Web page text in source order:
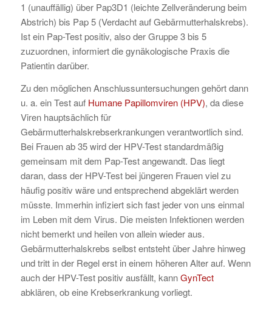
1 (unauffällig) über Pap3D1 (leichte Zellveränderung beim
Abstrich) bis Pap 5 (Verdacht auf Gebärmutterhalskrebs).
Ist ein Pap-Test positiv, also der Gruppe 3 bis 5
zuzuordnen, informiert die gynäkologische Praxis die
Patientin darüber.
Zu den möglichen Anschlussuntersuchungen gehört dann
u. a. ein Test auf Humane Papillomviren (HPV), da diese
Viren hauptsächlich für
Gebärmutterhalskrebserkrankungen verantwortlich sind.
Bei Frauen ab 35 wird der HPV-Test standardmäßig
gemeinsam mit dem Pap-Test angewandt. Das liegt
daran, dass der HPV-Test bei jüngeren Frauen viel zu
häufig positiv wäre und entsprechend abgeklärt werden
müsste. Immerhin infiziert sich fast jeder von uns einmal
im Leben mit dem Virus. Die meisten Infektionen werden
nicht bemerkt und heilen von allein wieder aus.
Gebärmutterhalskrebs selbst entsteht über Jahre hinweg
und tritt in der Regel erst in einem höheren Alter auf. Wenn
auch der HPV-Test positiv ausfällt, kannGynTect
abklären, ob eine Krebserkrankung vorliegt.